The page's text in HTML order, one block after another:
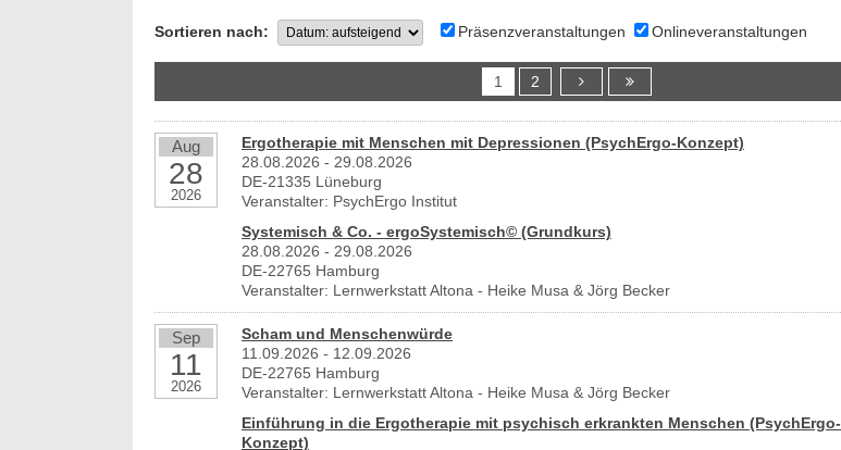
Sortieren nach: Präsenzveranstaltungen Onlineveranstaltungen
1 2
Aug
28
2026
Ergotherapie mit Menschen mit Depressionen (PsychErgo-Konzept)
28.08.2026 - 29.08.2026
DE-21335 Lüneburg
Veranstalter: PsychErgo Institut
Systemisch & Co. - ergoSystemisch© (Grundkurs)
28.08.2026 - 29.08.2026
DE-22765 Hamburg
Veranstalter: Lernwerkstatt Altona - Heike Musa & Jörg Becker
Sep
11
2026
Scham und Menschenwürde
11.09.2026 - 12.09.2026
DE-22765 Hamburg
Veranstalter: Lernwerkstatt Altona - Heike Musa & Jörg Becker
Einführung in die Ergotherapie mit psychisch erkrankten Menschen (PsychErgo-
Konzept)